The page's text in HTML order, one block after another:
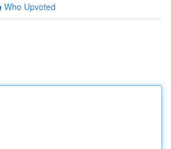
Who Upvoted